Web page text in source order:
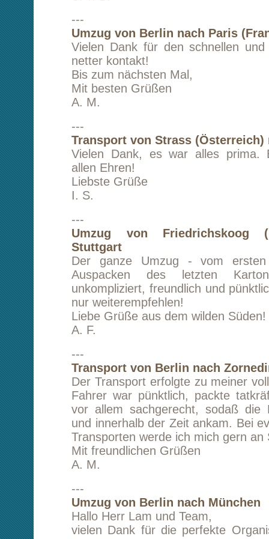
Transport von Berlin nach Meerbusch
Mein Transportauftrag wurde zu
Zufriedenheit ausgeführt. Jederzeit wurde
Stand des Auftrags informiert. Man war
Ich kann kltransporte weiterempfehlen.
G. S.
Transport von Berlin nach Karlsruhe
Schwierigkeiten und Probleme. Ich bin sehr
dem Ablauf gewesen und würde die
weiterempfehlen.
L. E.
Umzug von Berlin nach Carcassonne
unkompliziert, sehr empfehlenswert.
A. G.
Transport von Berlin nach Arles
Wie schon geschrieben, ich war vollauf
würde Sie jederzeit weiterempfehlen, vielen
Mit besten Grüßen
C. K.
(Großbritannien)
Super schneller Service, netter
empfehlenswert...gerne wieder.
J. S.
Transport von Paris nach Hochheim
Mein Transport wurde von der Firma zügig
vollsten Zufriedenheit ausgeführt. Erstens
prima um die Konditionen und die
gekümmert und der Transport selbst
waren freundlich, hilfsbereit, unkompliziert und
P. S.
Transport von Berlin nach Paris